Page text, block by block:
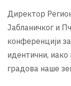
Директор
Јабланичког и
конференцији
идентични, иако
градова наше